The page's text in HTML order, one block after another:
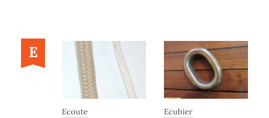
E
Ecoute Ecubier